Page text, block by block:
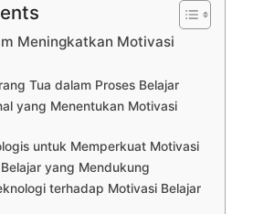
Meningkatkan Motivasi
Tua dalam Proses Belajar
yang Menentukan Motivasi
untuk Memperkuat Motivasi
yang Mendukung
terhadap Motivasi Belajar